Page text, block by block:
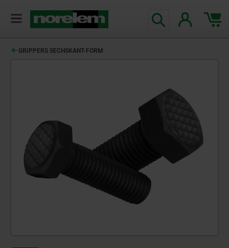
GRIPPERS SECHSKANT-FORM